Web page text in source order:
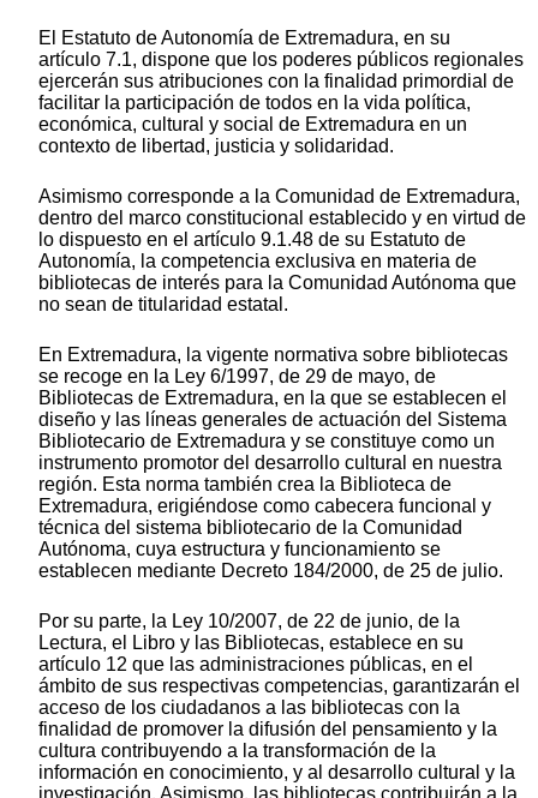
El Estatuto de Autonomía de Extremadura, en su
artículo 7.1, dispone que los poderes públicos regionales
ejercerán sus atribuciones con la finalidad primordial de
facilitar la participación de todos en la vida política,
económica, cultural y social de Extremadura en un
contexto de libertad, justicia y solidaridad.
Asimismo corresponde a la Comunidad de Extremadura,
dentro del marco constitucional establecido y en virtud de
lo dispuesto en el artículo 9.1.48 de su Estatuto de
Autonomía, la competencia exclusiva en materia de
bibliotecas de interés para la Comunidad Autónoma que
no sean de titularidad estatal.
En Extremadura, la vigente normativa sobre bibliotecas
se recoge en la Ley 6/1997, de 29 de mayo, de
Bibliotecas de Extremadura, en la que se establecen el
diseño y las líneas generales de actuación del Sistema
Bibliotecario de Extremadura y se constituye como un
instrumento promotor del desarrollo cultural en nuestra
región. Esta norma también crea la Biblioteca de
Extremadura, erigiéndose como cabecera funcional y
técnica del sistema bibliotecario de la Comunidad
Autónoma, cuya estructura y funcionamiento se
establecen mediante Decreto 184/2000, de 25 de julio.
Por su parte, la Ley 10/2007, de 22 de junio, de la
Lectura, el Libro y las Bibliotecas, establece en su
artículo 12 que las administraciones públicas, en el
ámbito de sus respectivas competencias, garantizarán el
acceso de los ciudadanos a las bibliotecas con la
finalidad de promover la difusión del pensamiento y la
cultura contribuyendo a la transformación de la
información en conocimiento, y al desarrollo cultural y la